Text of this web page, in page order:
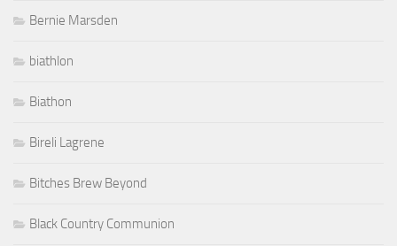
Bernie Marsden
biathlon
Biathon
Bireli Lagrene
Bitches Brew Beyond
Black Country Communion